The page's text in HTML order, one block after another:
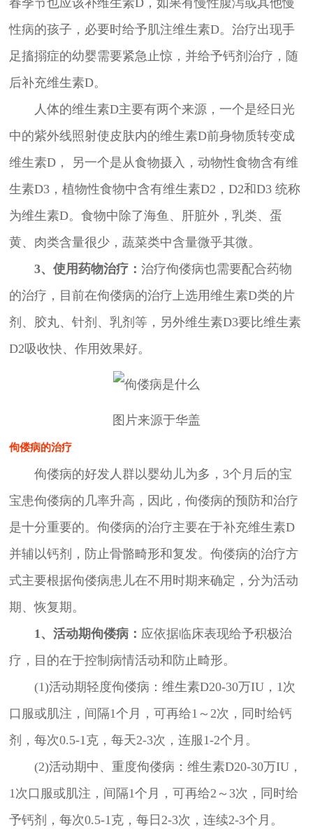
春季节也应该补维生素D，如果有慢性腹泻或其他慢
性病的孩子，必要时给予肌注维生素D。治疗出现手
足搐搦症的幼婴需要紧急止惊，并给予钙剂治疗，随
后补充维生素D。
人体的维生素D主要有两个来源，一个是经日光
中的紫外线照射使皮肤内的维生素D前身物质转变成
维生素D， 另一个是从食物摄入，动物性食物含有维
生素D3，植物性食物中含有维生素D2，D2和D3 统称
为维生素D。食物中除了海鱼、肝脏外，乳类、蛋
黄、肉类含量很少，蔬菜类中含量微乎其微。
3、使用药物治疗： 治疗佝偻病也需要配合药物
的治疗，目前在佝偻病的治疗上选用维生素D类的片
剂、胶丸、针剂、乳剂等，另外维生素D3要比维生素
D2吸收快、作用效果好。
图片来源于华盖
佝偻病的治疗
佝偻病的好发人群以婴幼儿为多，3个月后的宝
宝患佝偻病的几率升高，因此，佝偻病的预防和治疗
是十分重要的。佝偻病的治疗主要在于补充维生素D
并辅以钙剂，防止骨骼畸形和复发。佝偻病的治疗方
式主要根据佝偻病患儿在不用时期来确定，分为活动
期、恢复期。
1、活动期佝偻病： 应依据临床表现给予积极治
疗，目的在于控制病情活动和防止畸形。
(1)活动期轻度佝偻病：维生素D20-30万IU，1次
口服或肌注，间隔1个月，可再给1～2次，同时给钙
剂，每次0.5-1克，每天2-3次，连服1-2个月。
(2)活动期中、重度佝偻病：维生素D20-30万IU，
1次口服或肌注，间隔1个月，可再给2～3次，同时给
予钙剂，每次0.5-1克，每日2-3次，连续2-3个月。